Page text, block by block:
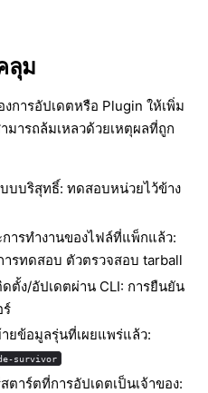
ลุม
การอัปเดตหรือ Plugin ให้เพิ่ม
ารถล้มเหลวด้วยเหตุผลที่ถูก
บบริสุทธิ์: ทดสอบหน่วยไว้ข้าง
ารทำงานของไฟล์ที่แพ็กแล้ว:
ารทดสอบ ตัวตรวจสอบ tarball
ตั้ง/อัปเดตผ่าน CLI: การยืนยัน
ยข้อมูลรุ่นที่เผยแพร่แล้ว:
survivor
าร์ตที่การอัปเดตเป็นเจ้าของ: